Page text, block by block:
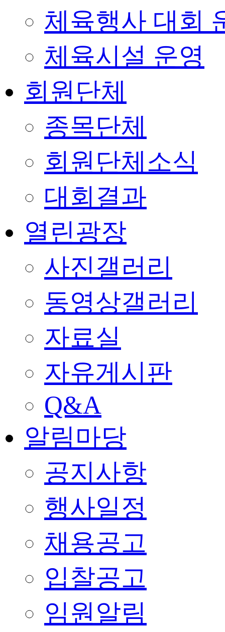
체육행사 대회
체육시설 운영
회원단체
종목단체
회원단체소식
대회결과
열린광장
사진갤러리
동영상갤러리
자료실
자유게시판
Q&A
알림마당
공지사항
행사일정
채용공고
입찰공고
임원알림